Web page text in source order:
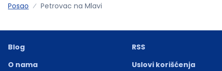
Posao Petrovac na Mlavi
Blog
O nama
RSS
Uslovi korišćenja